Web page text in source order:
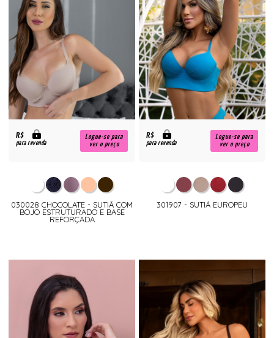
R$
para revenda
Logue-se para
ver o preço
030028 CHOCOLATE - SUTIÃ COM
BOJO ESTRUTURADO E BASE
REFORÇADA
R$
para revenda
Logue-se para
ver o preço
301907 - SUTIÃ EUROPEU